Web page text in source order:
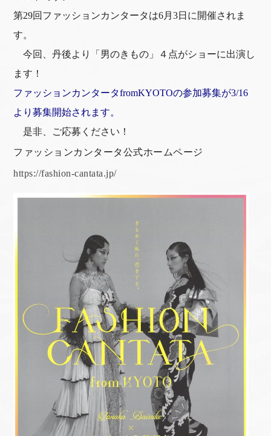
第29回ファッションカンタータは6月3日に開催されま
す。
今回、丹後より「男のきもの」４点がショーに出演し
ます！
ファッションカンタータfromKYOTOの参加募集が3/16
より募集開始されます。
是非、ご応募ください！
ファッションカンタータ公式ホームページ
https://fashion-cantata.jp/